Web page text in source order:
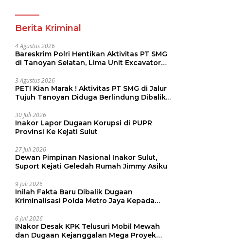
Berita Kriminal
4 Agustus 2026
Bareskrim Polri Hentikan Aktivitas PT SMG
di Tanoyan Selatan, Lima Unit Excavator
3 Agustus 2026
PETI Kian Marak ! Aktivitas PT SMG di Jalur
Tujuh Tanoyan Diduga Berlindung Dibalik
30 Juli 2026
Inakor Lapor Dugaan Korupsi di PUPR
Provinsi Ke Kejati Sulut
27 Juli 2026
Dewan Pimpinan Nasional Inakor Sulut,
Suport Kejati Geledah Rumah Jimmy Asiku
9 Juli 2026
Inilah Fakta Baru Dibalik Dugaan
Kriminalisasi Polda Metro Jaya Kepada
6 Juli 2026
INakor Desak KPK Telusuri Mobil Mewah
dan Dugaan Kejanggalan Mega Proyek